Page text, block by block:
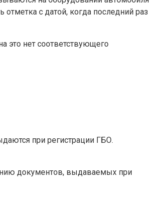
отметка с датой, когда последний раз
это нет соответствующего
при регистрации ГБО.
документов, выдаваемых при